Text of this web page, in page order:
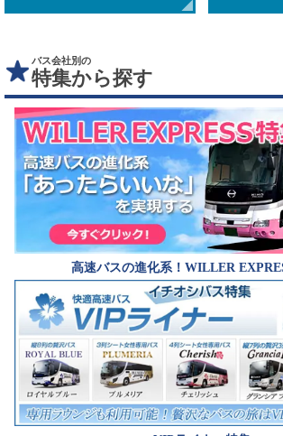
バス会社別の
特集から探す
高速バスの進化系！WILLER